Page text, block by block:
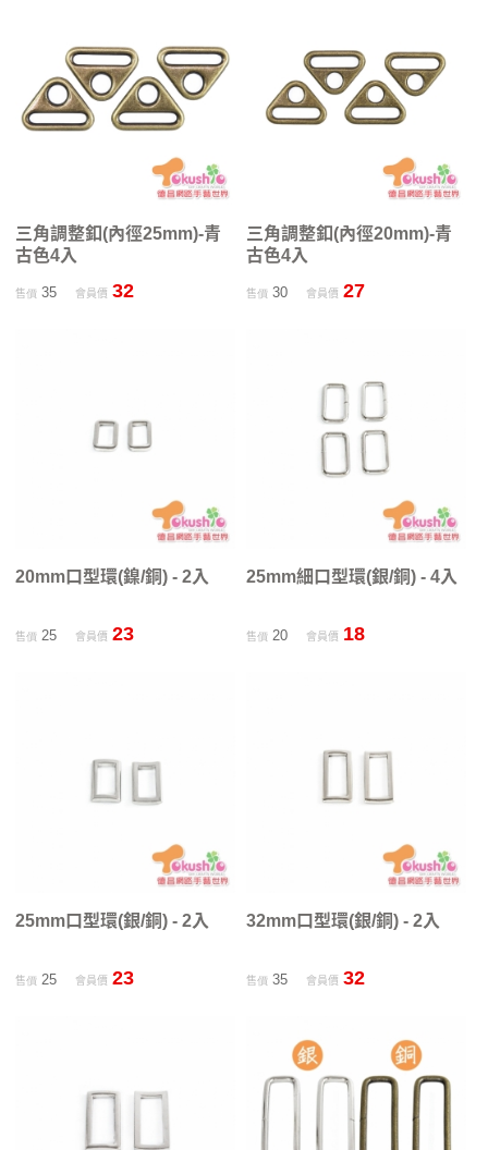
三角調整釦(內徑25mm)-青
古色4入
售價35 會員價 32
三角調整釦(內徑20mm)-青
古色4入
售價 30 會員價 27
20mm口型環(鎳/銅) - 2入
售價25 會員價 23
25mm細口型環(銀/銅) - 4入
售價 20 會員價 18
25mm口型環(銀/銅) - 2入
售價25 會員價 23
32mm口型環(銀/銅) - 2入
售價 35 會員價 32